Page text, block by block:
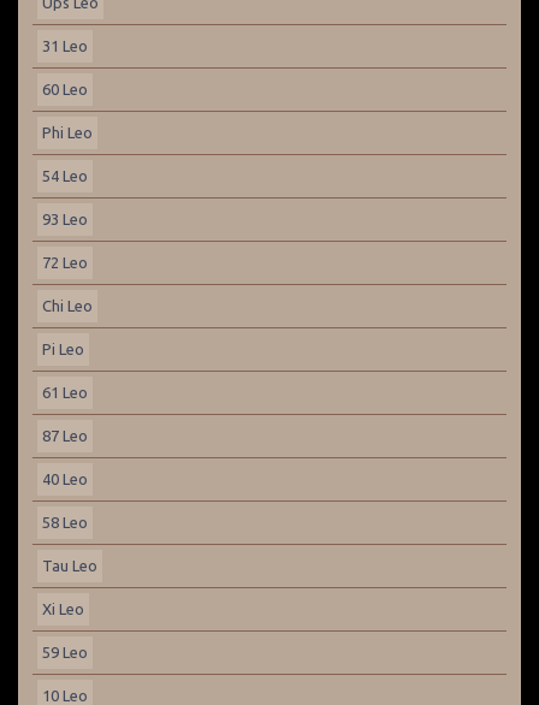
31 Leo
60 Leo
Phi Leo
54 Leo
93 Leo
72 Leo
Chi Leo
Pi Leo
61 Leo
87 Leo
40 Leo
58 Leo
Tau Leo
Xi Leo
59 Leo
10 Leo